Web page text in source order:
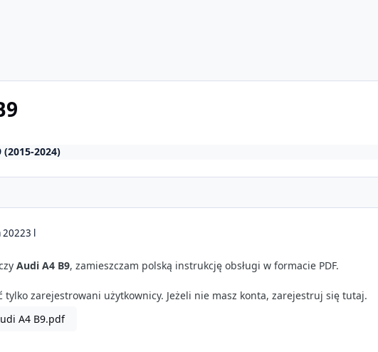
2024)
20223 l
Audi A4 B9, zamieszczam polską instrukcję obsługi w formacie PDF.
zarejestrowani użytkownicy. Jeżeli nie masz konta, zarejestruj się tutaj.
A4 B9.pdf